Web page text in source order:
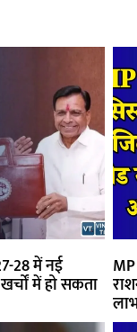
28 में नई
में हो सकता